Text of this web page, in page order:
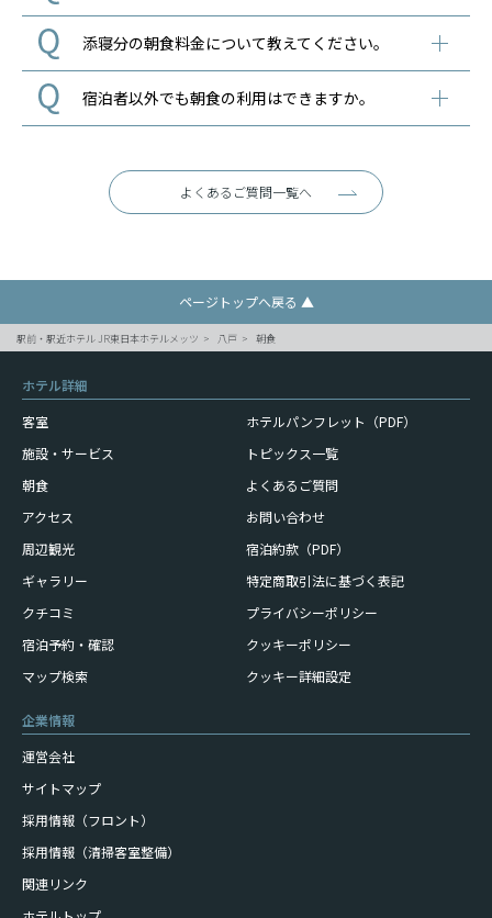
添寝分の朝食料金について教えてください。
宿泊者以外でも朝食の利用はできますか。
よくあるご質問一覧へ
ページトップへ戻る ▲
駅前・駅近ホテル JR東日本ホテルメッツ 八戸 朝食
ホテル詳細
客室
施設・サービス
朝食
アクセス
周辺観光
ギャラリー
クチコミ
宿泊予約・確認
マップ検索
ホテルパンフレット（PDF）
トピックス一覧
よくあるご質問
お問い合わせ
宿泊約款（PDF）
特定商取引法に基づく表記
プライバシーポリシー
クッキーポリシー
クッキー詳細設定
企業情報
運営会社
サイトマップ
採用情報（フロント）
採用情報（清掃客室整備）
関連リンク